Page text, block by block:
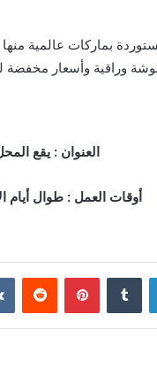
بماركات عالمية منها
وراقية وأسعار مخفضة
العنوان : يقع المحل في 5 شارع ٣ – ديرة – دبي – الإمارات
أوقات العمل : طوال أيام
لينكدإن بينتيريست